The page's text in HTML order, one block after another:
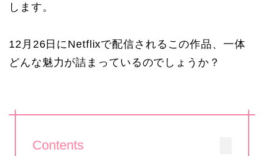
します。
12月26日にNetflixで配信されるこの作品、一体
どんな魅力が詰まっているのでしょうか？
Contents